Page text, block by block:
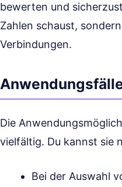
bewerten und
Zahlen schaust,
Verbindungen.
Die
vielfältig. Du kannst sie
Bei der Auswahl